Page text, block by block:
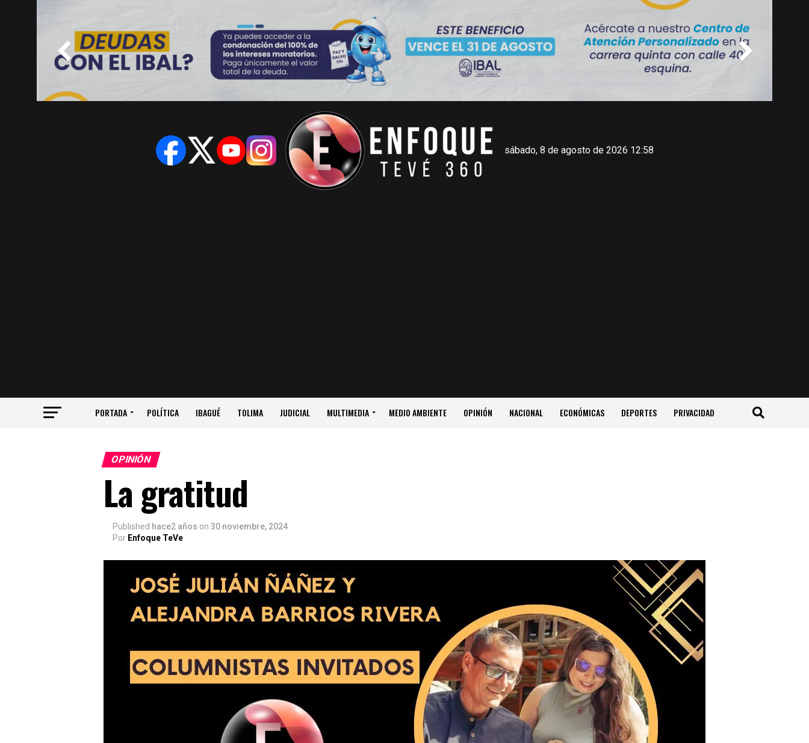
sábado, 8 de agosto de 2026 12:58
PORTADA POLÍTICA IBAGUÉ TOLIMA JUDICIAL MULTIMEDIA MEDIO AMBIENTE OPINIÓN NACIONAL ECONÓMICAS DEPORTES PRIVACIDAD
OPINIÓN
La gratitud
Published hace2 años on 30 noviembre, 2024
Por Enfoque TeVe